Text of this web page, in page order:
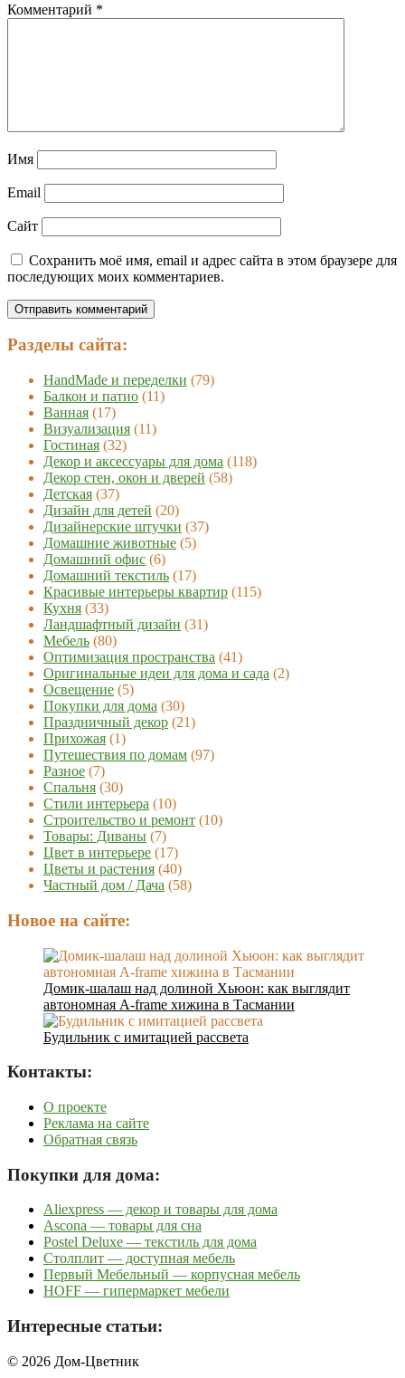
Комментарий *
Имя
Email
Сайт
Сохранить моё имя, email и адрес сайта в этом браузере для
последующих моих комментариев.
Разделы сайта:
HandMade и переделки (79)
Балкон и патио (11)
Ванная (17)
Визуализация (11)
Гостиная (32)
Декор и аксессуары для дома (118)
Декор стен, окон и дверей (58)
Детская (37)
Дизайн для детей (20)
Дизайнерские штучки (37)
Домашние животные (5)
Домашний офис (6)
Домашний текстиль (17)
Красивые интерьеры квартир (115)
Кухня (33)
Ландшафтный дизайн (31)
Мебель (80)
Оптимизация пространства (41)
Оригинальные идеи для дома и сада (2)
Освещение (5)
Покупки для дома (30)
Праздничный декор (21)
Прихожая (1)
Путешествия по домам (97)
Разное (7)
Спальня (30)
Стили интерьера (10)
Строительство и ремонт (10)
Товары: Диваны (7)
Цвет в интерьере (17)
Цветы и растения (40)
Частный дом / Дача (58)
Новое на сайте:
Домик-шалаш над долиной Хьюон: как выглядит
автономная A-frame хижина в Тасмании
Будильник с имитацией рассвета
Контакты:
О проекте
Реклама на сайте
Обратная связь
Покупки для дома:
Aliexpress — декор и товары для дома
Ascona — товары для сна
Postel Deluxe — текстиль для дома
Столплит — доступная мебель
Первый Мебельный — корпусная мебель
HOFF — гипермаркет мебели
Интересные статьи:
© 2026 Дом-Цветник